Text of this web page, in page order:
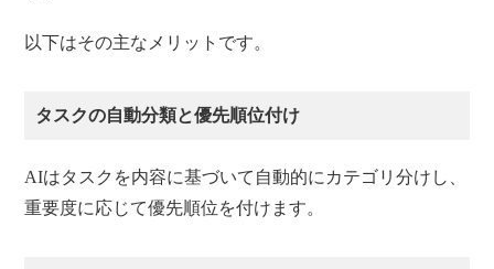
以下はその主なメリットです。
タスクの自動分類と優先順位付け
AIはタスクを内容に基づいて自動的にカテゴリ分けし、
重要度に応じて優先順位を付けます。